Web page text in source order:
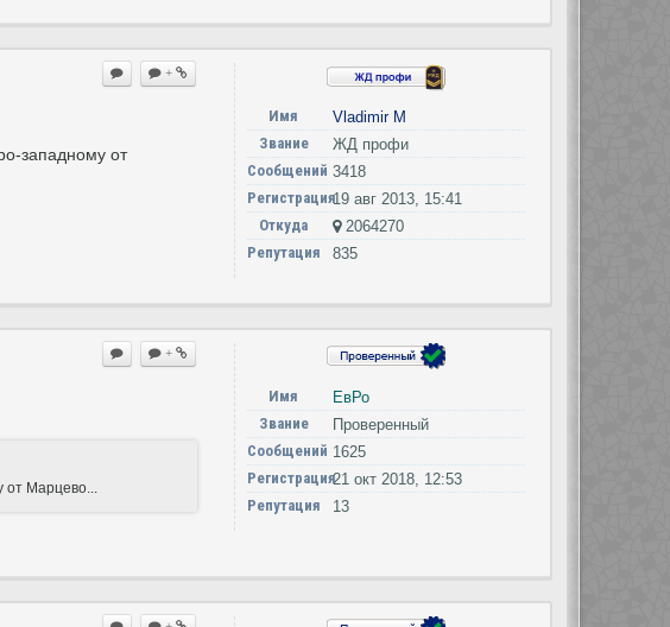
+
западному от
Имя
Vladimir M
Звание
ЖД профи
Сообщений 3418
Регистрация19 авг 2013, 15:41
Откуда
2064270
Репутация
835
+
от Марцево...
Имя
ЕвРо
Звание
Проверенный
Сообщений 1625
Регистрация21 окт 2018, 12:53
Репутация
13